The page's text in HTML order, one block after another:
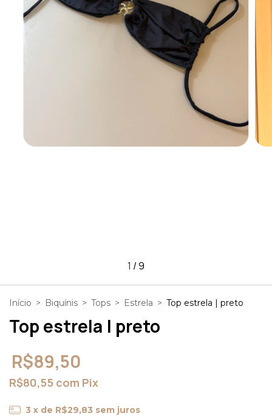
1 /9
Início > Biquínis > Tops > Estrela > Top estrela | preto
Top estrela | preto
R$89,50
R$80,55 com Pix
3 x de R$29,83 sem juros